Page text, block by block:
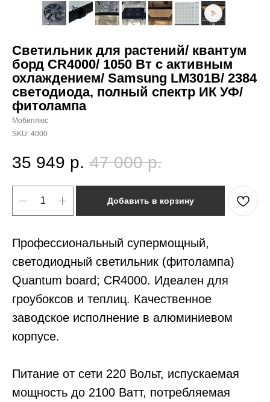
Светильник для растений/ квантум
борд CR4000/ 1050 Вт с активным
охлаждением/ Samsung LM301B/ 2384
светодиода, полный спектр ИК УФ/
фитолампа
Мобиплюс
SKU: 4000
35 949 р. 47 000 р.
Добавить в корзину
Профессиональный супермощный,
светодиодный светильник (фитолампа)
Quantum board; CR4000. Идеален для
гроубоксов и теплиц. Качественное
заводское исполнение в алюминиевом
корпусе.
Питание от сети 220 Вольт, испускаемая
мощность до 2100 Ватт, потребляемая